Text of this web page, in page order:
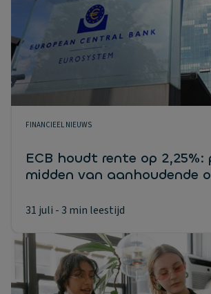
FINANCIEEL NIEUWS
ECB houdt rente op 2,25%:
midden van aanhoudende
31 juli - 3 min leestijd